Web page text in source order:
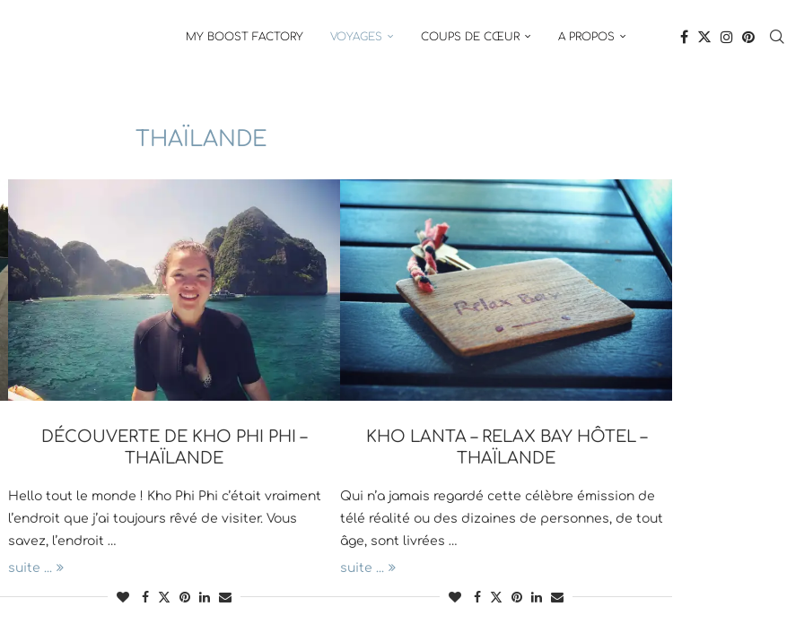
MY BOOST FACTORY VOYAGES COUPS DE CŒUR A PROPOS
THAÏLANDE
DÉCOUVERTE DE KHO PHI PHI –
THAÏLANDE
Hello tout le monde ! Kho Phi Phi c’était vraiment
l’endroit que j’ai toujours rêvé de visiter. Vous
savez, l’endroit …
suite ...
KHO LANTA – RELAX BAY HÔTEL –
THAÏLANDE
Qui n’a jamais regardé cette célèbre émission de
télé réalité ou des dizaines de personnes, de tout
âge, sont livrées …
suite ...